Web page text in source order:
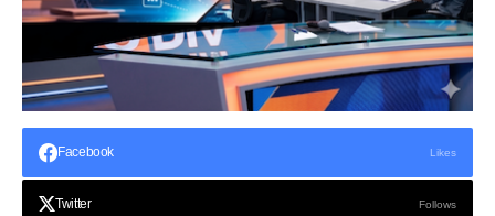
Facebook Likes
Twitter Follows